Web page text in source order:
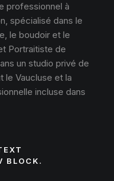
professionnel à
spécialisé dans le
le boudoir et le
Portraitiste de
un studio privé de
le Vaucluse et la
incluse dans
BLOCK.